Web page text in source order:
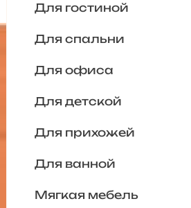
Для гостиной
Для спальни
Для офиса
Для детской
Для прихожей
Для ванной
Мягкая мебель